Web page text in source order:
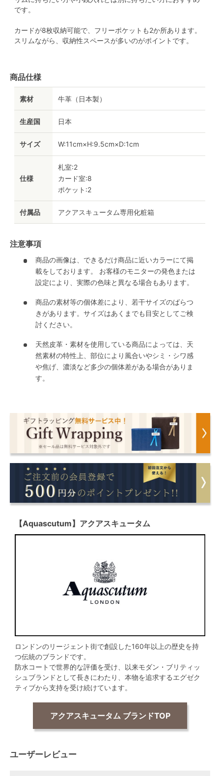
です。
カードが8枚収納可能で、フリーポケットも2か所あります。
スリムながら、収納性スペースが多いのがポイントです。
商品仕様
素材 牛革（日本製）
生産国 日本
サイズ W:11cm×H:9.5cm×D:1cm
仕様
札室:2
カード室:8
ポケット:2
付属品 アクアスキュータム専用化粧箱
注意事項
商品の画像は、できるだけ商品に近いカラーにて掲
載をしております。 お客様のモニターの発色または
設定により、実際の色味と異なる場合もあります。
商品の素材等の個体差により、若干サイズのばらつ
きがあります。サイズはあくまでも目安としてご検
討ください。
天然皮革・素材を使用している商品によっては、天
然素材の特性上、部位により風合いやシミ・シワ感
や焦げ、濃淡など多少の個体差がある場合がありま
す。
【Aquascutum】アクアスキュータム
ロンドンのリージェント街で創設した160年以上の歴史を持
つ伝統のブランドです。
防水コートで世界的な評価を受け、以来モダン・ブリティッ
シュブランドとして長きにわたり、本物を追求するエグゼク
ティブから支持を受け続けています。
アクアスキュータム ブランドTOP
ユーザーレビュー